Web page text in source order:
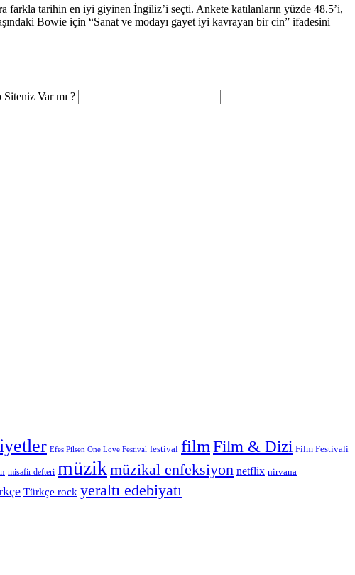
farkla tarihin en iyi giyinen İngiliz’i seçti. Ankete katılanların yüzde 48.5’i,
Bowie için “Sanat ve modayı gayet iyi kavrayan bir cin” ifadesini
Siteniz Var mı ?
Efes Pilsen One Love Festival festival film Film & Dizi Film Festivali
misafir defteri müzikmüzikal enfeksiyon netflix nirvana
Türkçe rock yeraltı edebiyatı